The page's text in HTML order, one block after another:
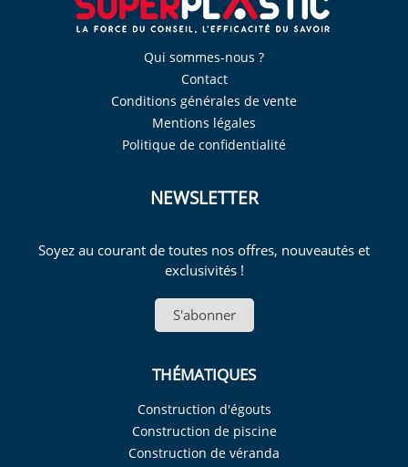
Qui sommes-nous ?
Contact
Conditions générales de vente
Mentions légales
Politique de confidentialité
NEWSLETTER
Soyez au courant de toutes nos offres, nouveautés et
exclusivités !
S'abonner
THÉMATIQUES
Construction d'égouts
Construction de piscine
Construction de véranda